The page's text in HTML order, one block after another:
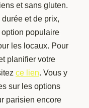
et sans gluten.
et de prix,
populaire
les locaux. Pour
planifier votre
ce lien. Vous y
sur les options
parisien encore